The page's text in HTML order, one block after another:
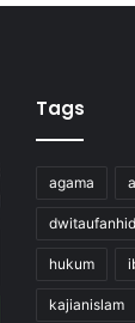
Tags
agama
hukum
kajianislam